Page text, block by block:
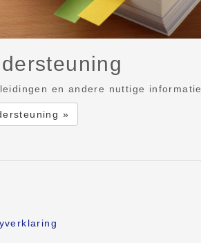
en andere nuttige informatie
»